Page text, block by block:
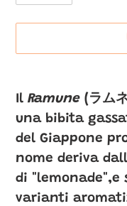
del
prodotto
nel
carrello
Il Ramune (ラム
una bibita
del Giappone
nome deriva
di "lemonade",e
varianti